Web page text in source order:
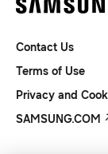
Contact Us
Terms of Use
Privacy and
SAMSUNG.COM